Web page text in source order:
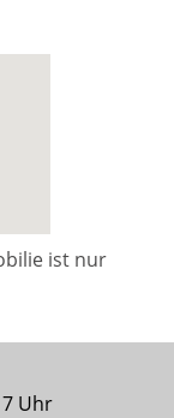
ist nur
Uhr